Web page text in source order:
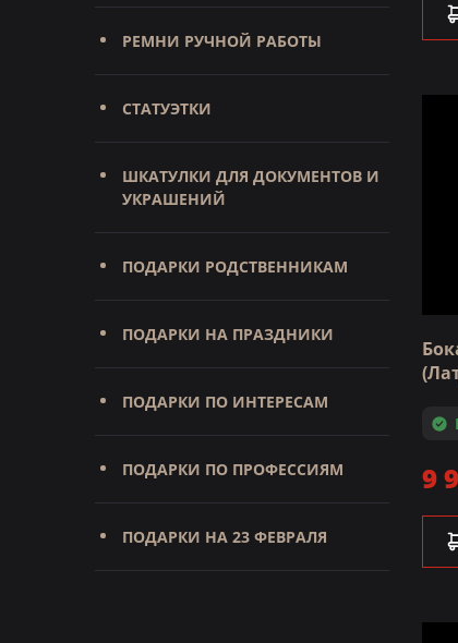
РЕМНИ РУЧНОЙ РАБОТЫ
СТАТУЭТКИ
ШКАТУЛКИ ДЛЯ ДОКУМЕНТОВ И
УКРАШЕНИЙ
ПОДАРКИ РОДСТВЕННИКАМ
ПОДАРКИ НА ПРАЗДНИКИ
ПОДАРКИ ПО ИНТЕРЕСАМ
ПОДАРКИ ПО ПРОФЕССИЯМ
ПОДАРКИ НА 23 ФЕВРАЛЯ
9